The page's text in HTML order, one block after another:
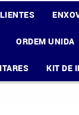
ORDEM UNIDA
KIT DE